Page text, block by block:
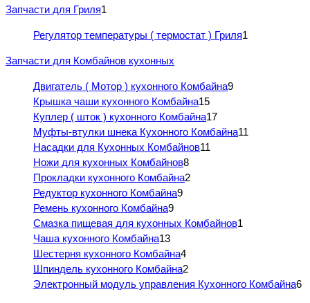
Запчасти для Гриля1
Регулятор температуры ( термостат ) Гриля1
Запчасти для Комбайнов кухонных
Двигатель ( Мотор ) кухонного Комбайна9
Крышка чаши кухонного Комбайна15
Куплер ( шток ) кухонного Комбайна17
Муфты-втулки шнека Кухонного Комбайна11
Насадки для Кухонных Комбайнов11
Ножи для кухонных Комбайнов8
Прокладки кухонного Комбайна2
Редуктор кухонного Комбайна9
Ремень кухонного Комбайна9
Смазка пищевая для кухонных Комбайнов1
Чаша кухонного Комбайна13
Шестерня кухонного Комбайна4
Шпиндель кухонного Комбайна2
Электронный модуль управления Кухонного Комбайна6